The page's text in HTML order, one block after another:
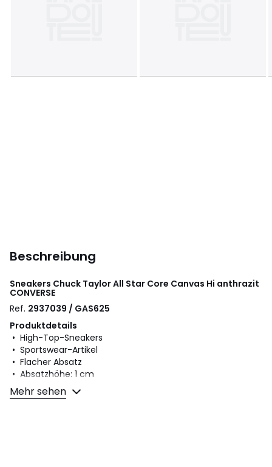
Beschreibung
Sneakers Chuck Taylor All Star Core Canvas Hi anthrazit
CONVERSE
Ref. 2937039 / GAS625
Produktdetails
• High-Top-Sneakers
• Sportswear-Artikel
• Flacher Absatz
• Absatzhöhe: 1 cm
• Verschluss: Schnürung
• Glattes Finish
Mehr sehen